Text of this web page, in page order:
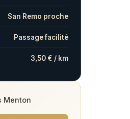
San Remo proche
Passage facilité
3,50 € / km
Menton